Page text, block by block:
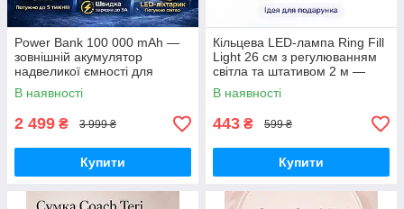
Power Bank 100 000 mAh —
зовнішній акумулятор
надвеликої ємності для
телефону, роутера та
автономного живлення
В наявності
2 499 ₴ 3 999 ₴
Купити
Кільцева LED-лампа Ring Fill
Light 26 см з регулюванням
світла та штативом 2 м —
світло для селфі, блогерів,
візажистів, фото-віде
В наявності
443 ₴ 599 ₴
Купити